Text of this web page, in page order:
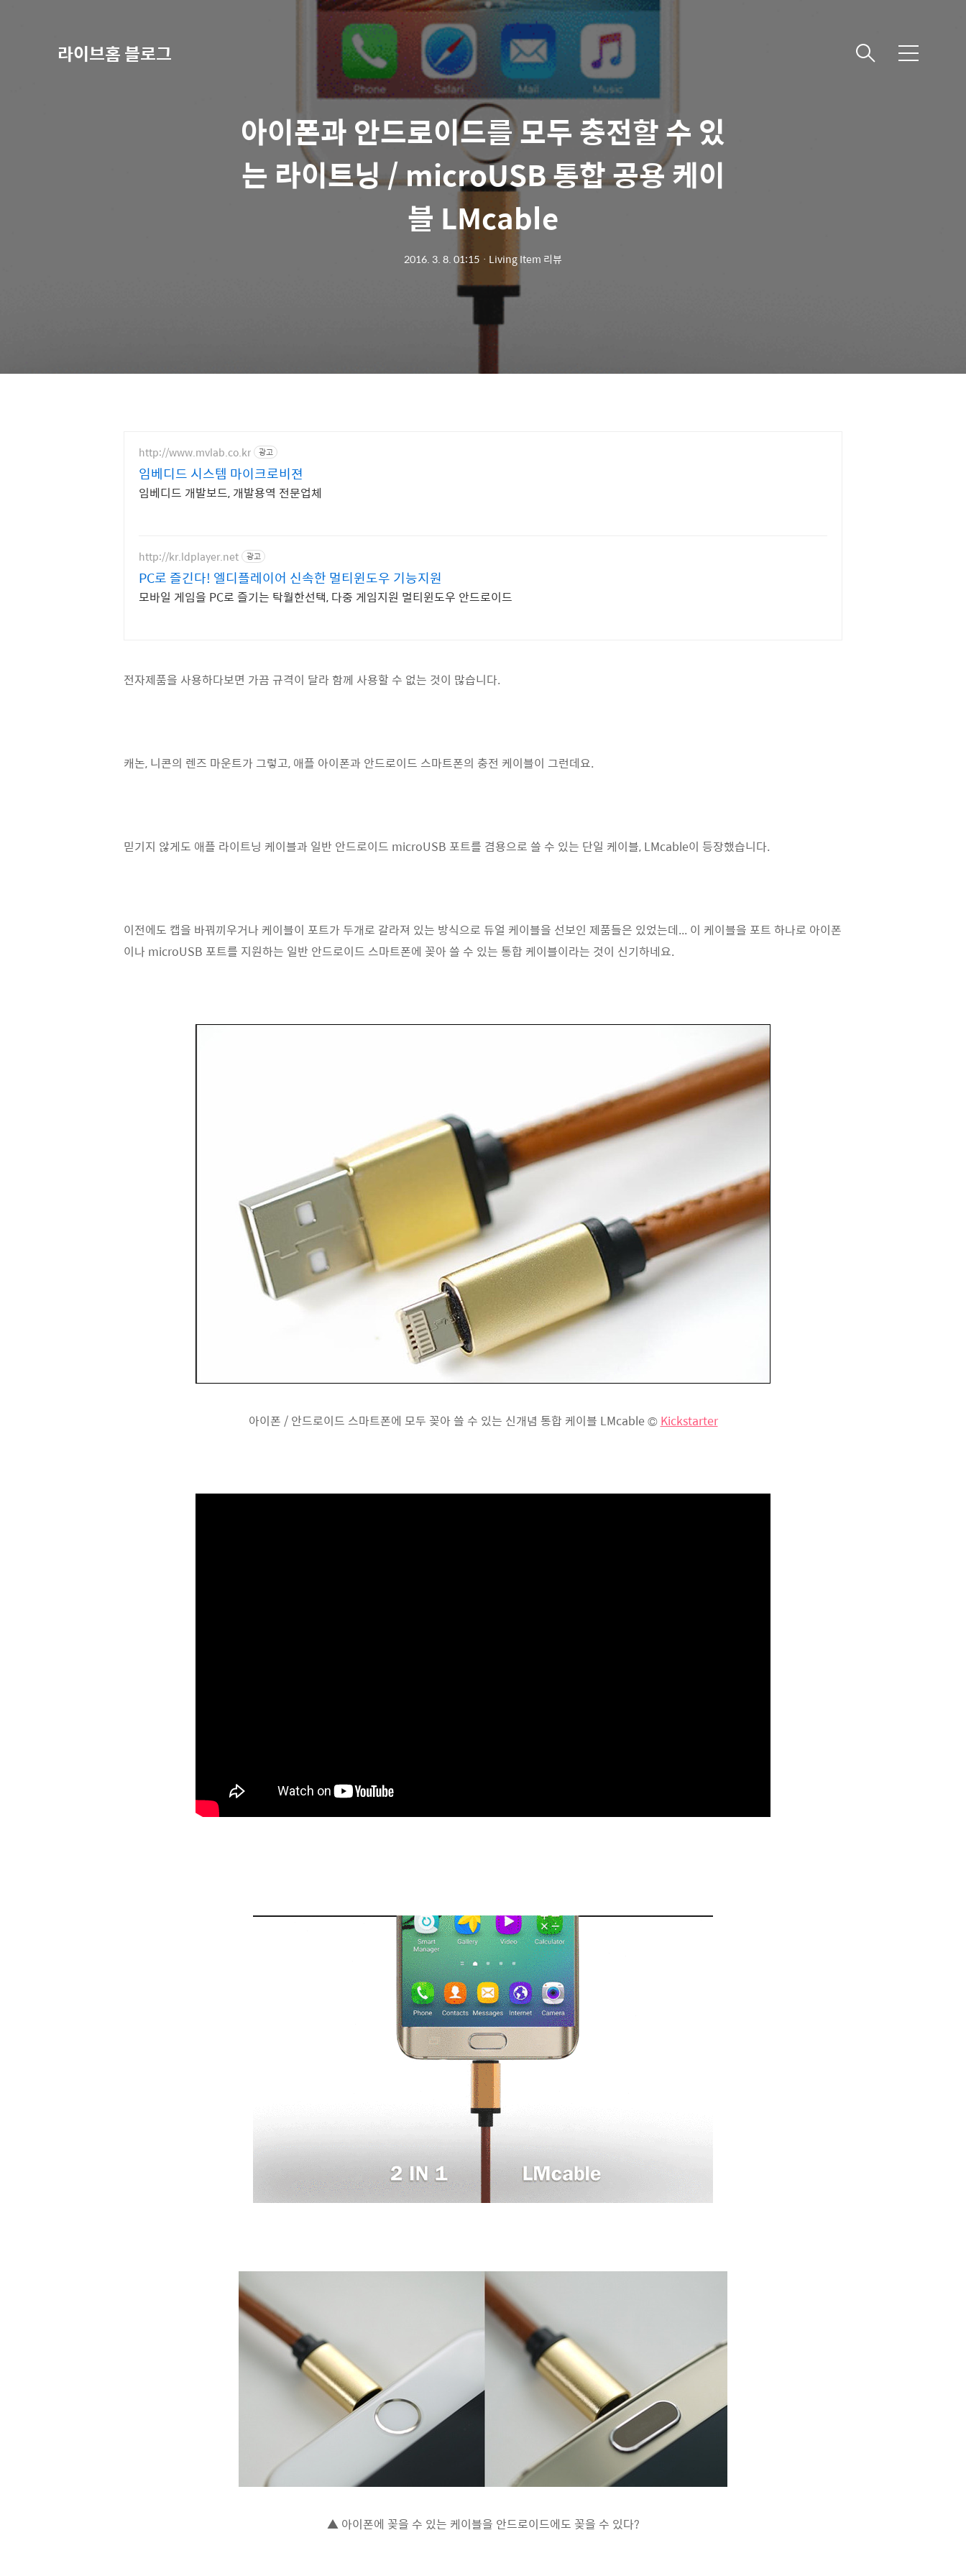
라이브홈 블로그 메
아이폰과 안드로이드를 모두 충전할 수 있
는 라이트닝 / microUSB 통합 공용 케이
블 LMcable
2016. 3. 8. 01:15 ㆍ Living Item 리뷰
http://www.mvlab.co.kr 광고
임베디드 시스템 마이크로비젼
임베디드 개발보드, 개발용역 전문업체
http://kr.ldplayer.net 광고
PC로 즐긴다! 엘디플레이어 신속한 멀티윈도우 기능지원
모바일 게임을 PC로 즐기는 탁월한선택, 다중 게임지원 멀티윈도우 안드로이드
전자제품을 사용하다보면 가끔 규격이 달라 함께 사용할 수 없는 것이 많습니다.
캐논, 니콘의 렌즈 마운트가 그렇고, 애플 아이폰과 안드로이드 스마트폰의 충전 케이블이 그런데요.
믿기지 않게도 애플 라이트닝 케이블과 일반 안드로이드 microUSB 포트를 겸용으로 쓸 수 있는 단일 케이블, LMcable이 등장했습니다.
이전에도 캡을 바꿔끼우거나 케이블이 포트가 두개로 갈라져 있는 방식으로 듀얼 케이블을 선보인 제품들은 있었는데... 이 케이블을 포트 하나로 아이폰
이나 microUSB 포트를 지원하는 일반 안드로이드 스마트폰에 꽂아 쓸 수 있는 통합 케이블이라는 것이 신기하네요.
아이폰 / 안드로이드 스마트폰에 모두 꽂아 쓸 수 있는 신개념 통합 케이블 LMcable © Kickstarter
▲ 아이폰에 꽂을 수 있는 케이블을 안드로이드에도 꽂을 수 있다?